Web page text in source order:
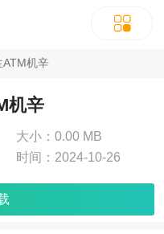
ATM机辛
机辛
大小：0.00 MB
时间： 2024-10-26